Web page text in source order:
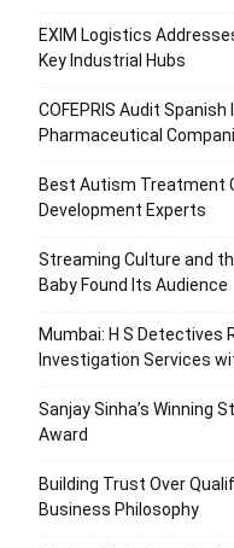
EXIM Logistics
Key Industrial Hubs
COFEPRIS Audit
Pharmaceutical
Best Autism Treatment
Development Experts
Streaming Culture and
Baby Found Its Audience
Mumbai: H S Detectives
Investigation Services
Sanjay Sinha’s Winning
Award
Building Trust Over
Business Philosophy